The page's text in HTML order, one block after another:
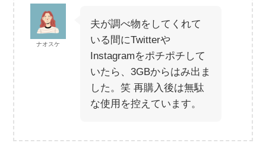
ナオスケ
夫が調べ物をしてくれて
いる間にTwitterや
Instagramをポチポチして
いたら、3GBからはみ出ま
した。笑 再購入後は無駄
な使用を控えています。